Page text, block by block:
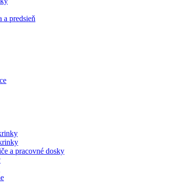
predsieň
a pracovné dosky